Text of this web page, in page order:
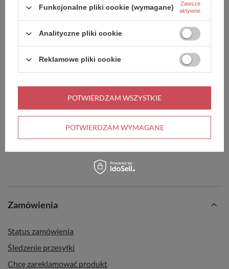
Kubek wielorazowy Circular&Co
340 ml - Black & Faraway Blue
79,99 zł
Zamówienia
Status zamówienia
Śledzenie przesyłki
Chcę zareklamować produkt
Funkcjonalne pliki cookie (wymagane)
Zawsze
aktywne
Analityczne pliki cookie
Reklamowe pliki cookie
POTWIERDZAM WYMAGANE
POTWIERDZAM WSZYSTKIE